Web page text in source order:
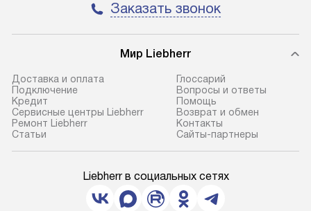
Заказать звонок
Мир Liebherr
Доставка и оплата
Подключение
Кредит
Сервисные центры Liebherr
Ремонт Liebherr
Cтатьи
Глоссарий
Вопросы и ответы
Помощь
Возврат и обмен
Контакты
Сайты-партнеры
Liebherr в социальных сетях